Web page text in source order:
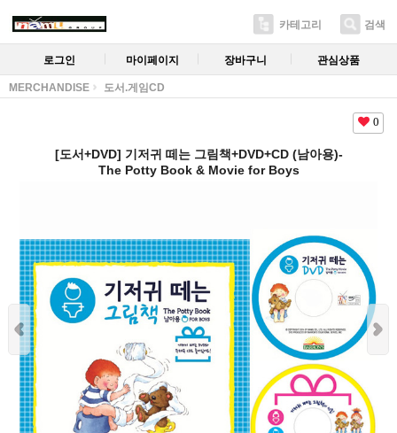
카테고리 검색
로그인 마이페이지 장바구니 관심상품
MERCHANDISE 도서.게임CD
0
[도서+DVD] 기저귀 떼는 그림책+DVD+CD (남아용)-
The Potty Book & Movie for Boys